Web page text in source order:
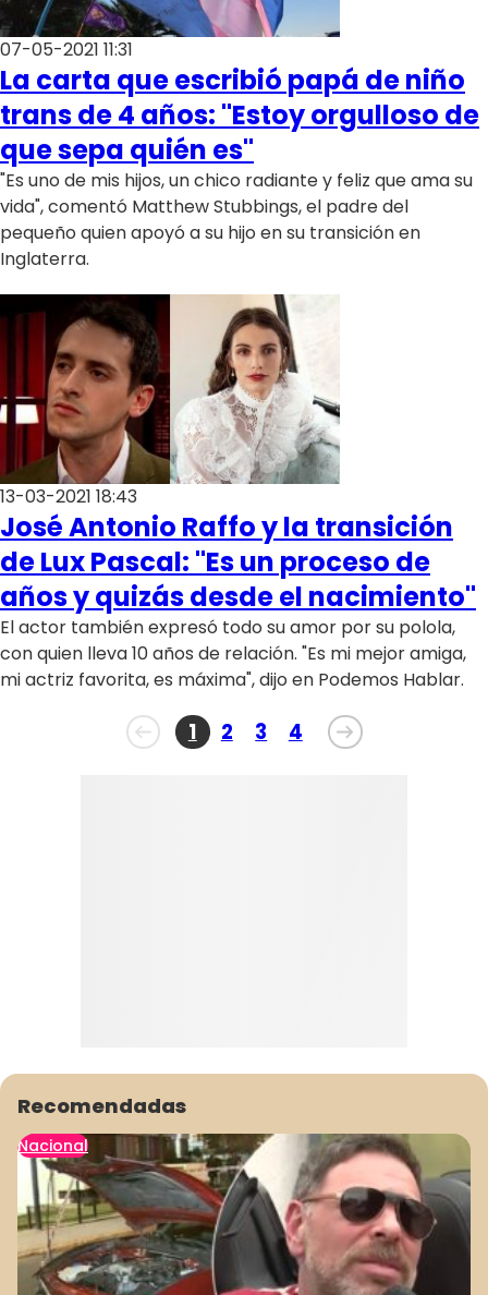
07-05-2021 11:31
La carta que escribió papá de niño
trans de 4 años: "Estoy orgulloso de
que sepa quién es"
"Es uno de mis hijos, un chico radiante y feliz que ama su
vida", comentó Matthew Stubbings, el padre del
pequeño quien apoyó a su hijo en su transición en
Inglaterra.
13-03-2021 18:43
José Antonio Raffo y la transición
de Lux Pascal: "Es un proceso de
años y quizás desde el nacimiento"
El actor también expresó todo su amor por su polola,
con quien lleva 10 años de relación. "Es mi mejor amiga,
mi actriz favorita, es máxima", dijo en Podemos Hablar.
Recomendadas
Nacional